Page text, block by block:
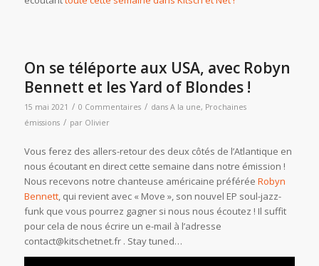
On se téléporte aux USA, avec Robyn
Bennett et les Yard of Blondes !
15 mai 2021 / 0 Commentaires / dans A la une, Prochaines
émissions / par Olivier
Vous ferez des allers-retour des deux côtés de l’Atlantique en
nous écoutant en direct cette semaine dans notre émission !
Nous recevons notre chanteuse américaine préférée Robyn
Bennett, qui revient avec « Move », son nouvel EP soul-jazz-
funk que vous pourrez gagner si nous nous écoutez ! Il suffit
pour cela de nous écrire un e-mail à l’adresse
contact@kitschetnet.fr . Stay tuned…